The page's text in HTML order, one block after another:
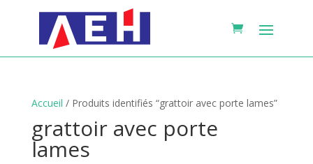
Accueil / Produits identifiés “grattoir avec porte lames”
grattoir avec porte
lames